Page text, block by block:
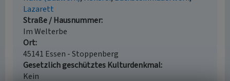
Lazarett
Straße / Hausnummer
Im Welterbe
Ort
45141 Essen - Stoppenberg
Gesetzlich geschütztes Kulturdenkmal
Kein